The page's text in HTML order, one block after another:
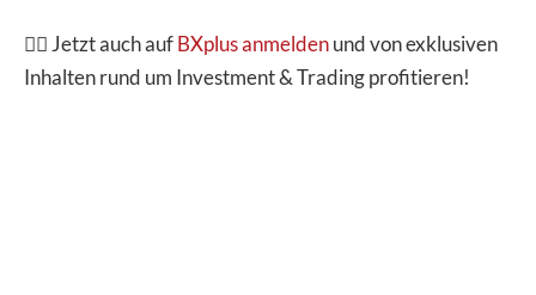
👉🏽 Jetzt auch aufBXplus anmeldenund von exklusiven
Inhalten rund um Investment & Trading profitieren!